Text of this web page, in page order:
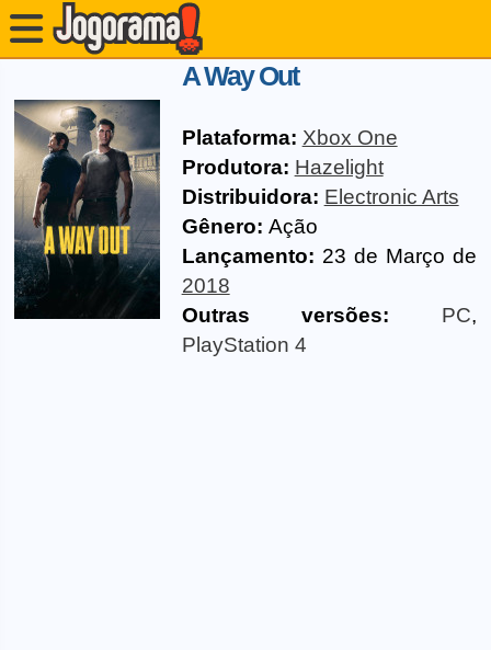
A Way Out
Plataforma: Xbox One
Produtora: Hazelight
Distribuidora: Electronic Arts
Gênero: Ação
Lançamento: 23 de Março de
2018
Outras versões:
PC,
PlayStation 4